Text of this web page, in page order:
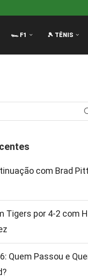
🏎️ F1 🎾 TÊNIS
com Brad
Tigers por 4-2 com
Quem Passou e